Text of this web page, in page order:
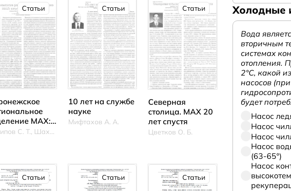
Статьи
МАХ:
и
Антипов С. Т., Шахов С. В.
Статьи
10 лет на службе
науке
Мифтахов А. А.
Статьи
Северная
столица. МАХ 20
лет спустя
Цветков О. Б.
Статьи Статьи Статьи
Холодные
Вода
вторичным
системах
отопления.
2°С, какой
насосов
будет
Насос
Насос
Насос
Насос
(63-65°)
Насос